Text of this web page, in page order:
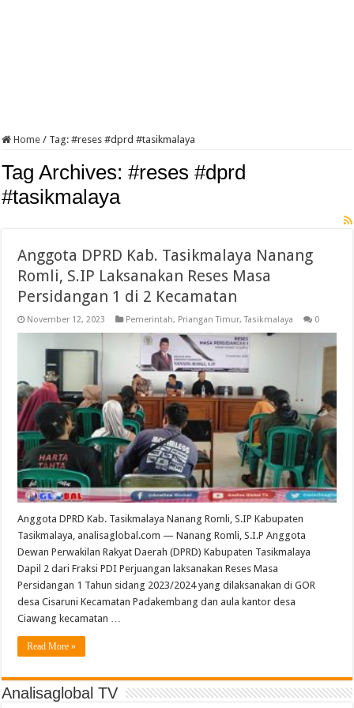
Home / Tag:#reses #dprd #tasikmalaya
Tag Archives:#reses #dprd
#tasikmalaya
Anggota DPRD Kab. Tasikmalaya Nanang
Romli, S.IP Laksanakan Reses Masa
Persidangan 1 di 2 Kecamatan
November 12, 2023 Pemerintah, Priangan Timur,Tasikmalaya 0
Anggota DPRD Kab. Tasikmalaya Nanang Romli, S.IP Kabupaten
Tasikmalaya, analisaglobal.com — Nanang Romli, S.I.P Anggota
Dewan Perwakilan Rakyat Daerah (DPRD) Kabupaten Tasikmalaya
Dapil 2 dari Fraksi PDI Perjuangan laksanakan Reses Masa
Persidangan 1 Tahun sidang 2023/2024 yang dilaksanakan di GOR
desa Cisaruni Kecamatan Padakembang dan aula kantor desa
Ciawang kecamatan …
Read More »
Analisaglobal TV